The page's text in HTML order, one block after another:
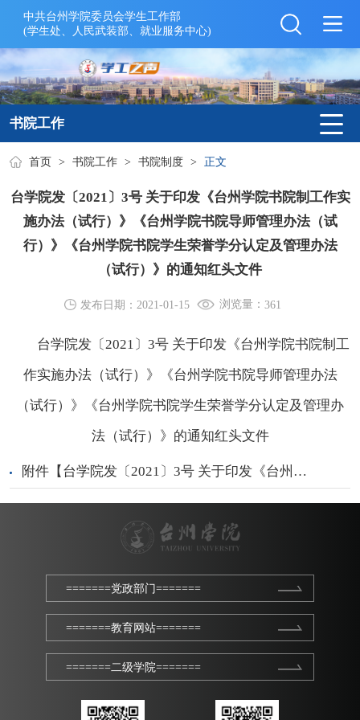
中共台州学院委员会学生工作部
(学生处、人民武装部、就业服务中心)
书院工作
首页 > 书院工作 > 书院制度 > 正文
台学院发〔2021〕3号 关于印发《台州学院书院制工作实
施办法（试行）》《台州学院书院导师管理办法（试
行）》《台州学院书院学生荣誉学分认定及管理办法
（试行）》的通知红头文件
发布日期：2021-01-15 浏览量： 361
台学院发〔2021〕3号 关于印发《台州学院书院制工
作实施办法（试行）》《台州学院书院导师管理办法
（试行）》《台州学院书院学生荣誉学分认定及管理办
法（试行）》的通知红头文件
附件【台学院发〔2021〕3号 关于印发《台州学院书院制工作实施办法（试行）》《台州学院书院导师管理办法（试行）》《台州学院书院学生荣誉学分认定及管理办法（试行）》的通知红头文件.doc】已下载
=======党政部门=======
=======教育网站=======
=======二级学院=======